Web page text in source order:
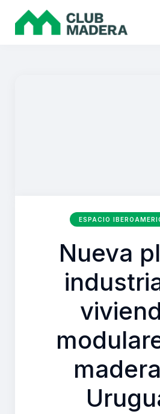
ESPACIO
Nueva